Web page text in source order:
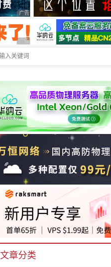
广告 商业广告，理性选择
广告 商业广告，理性选择
文章分类